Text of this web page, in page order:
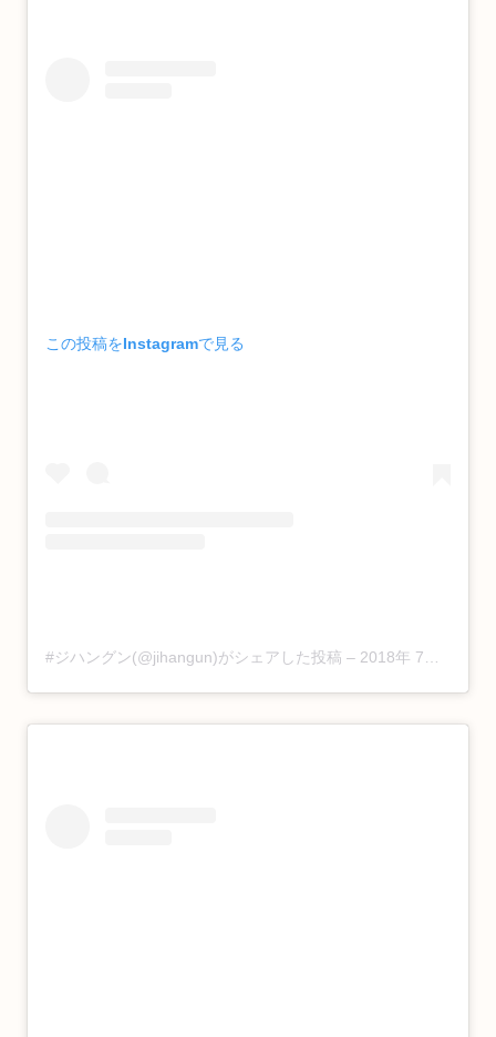
この投稿をInstagramで見る
#ジハングン(@jihangun)がシェアした投稿 – 2018年 7月月26日午後8時58分PDT